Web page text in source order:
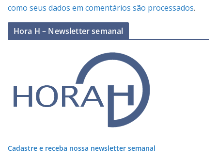
como seus dados em comentários são processados.
Hora H – Newsletter semanal
Cadastre e receba nossa newsletter semanal